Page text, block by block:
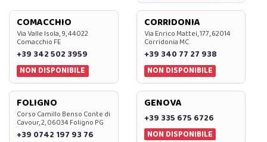
COMACCHIO
Via Valle Isola, 9, 44022
Comacchio FE
+39 342 502 3959
NON DISPONIBILE
CORRIDONIA
Via Enrico Mattei, 177, 62014
Corridonia MC
+39 340 77 27 938
NON DISPONIBILE
FOLIGNO
Corso Camillo Benso Conte di
Cavour, 2, 06034 Foligno PG
+39 0742 197 93 76
GENOVA
+39 335 675 6726
NON DISPONIBILE